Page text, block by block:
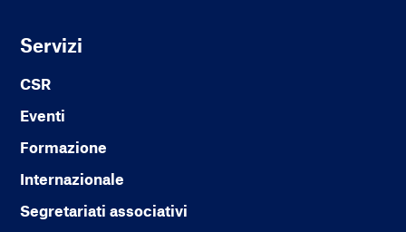
Servizi
CSR
Eventi
Formazione
Internazionale
Segretariati associativi